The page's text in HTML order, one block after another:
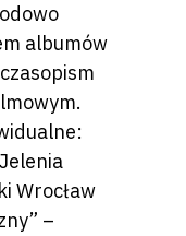
albumów
Wrocław
–